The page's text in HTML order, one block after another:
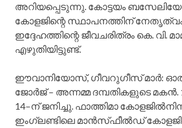
അറിയപ്പെടുന്നു. കോട്ടയം
കോളജിന്റെ സ്ഥാപനത്തിന്‌
ഇദ്ദേഹത്തിന്റെ ജീവചരിത്രം കെ. വി.
എഴുതിയിട്ടുണ്ട്‌.
ഈവാനിയോസ്‌, ഗീവറുഗീസ്‌ മാര്‍:
ജോര്‍ജ്‌ – അന്നമ്മ ദമ്പതികളുടെ മകന്‍.
14–ന്‌ ജനിച്ചു. ഫാത്തിമാ
ഇംഗ്ലണ്ടിലെ മാന്‍സ്‌ഫീല്‍ഡ്‌